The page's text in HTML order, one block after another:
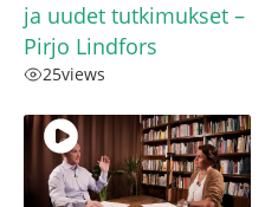
ja uudet tutkimukset –
Pirjo Lindfors
25views